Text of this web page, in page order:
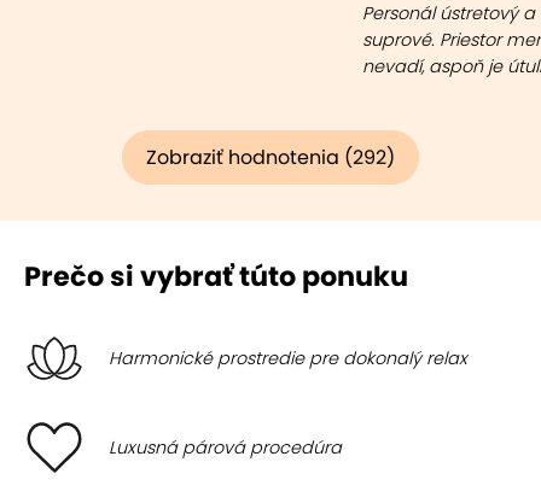
Personál ústretový
suprové. Priestor
nevadí, aspoň je
Zobraziť hodnotenia (292)
Prečo si vybrať túto ponuku
Harmonické prostredie pre dokonalý relax
Luxusná párová procedúra